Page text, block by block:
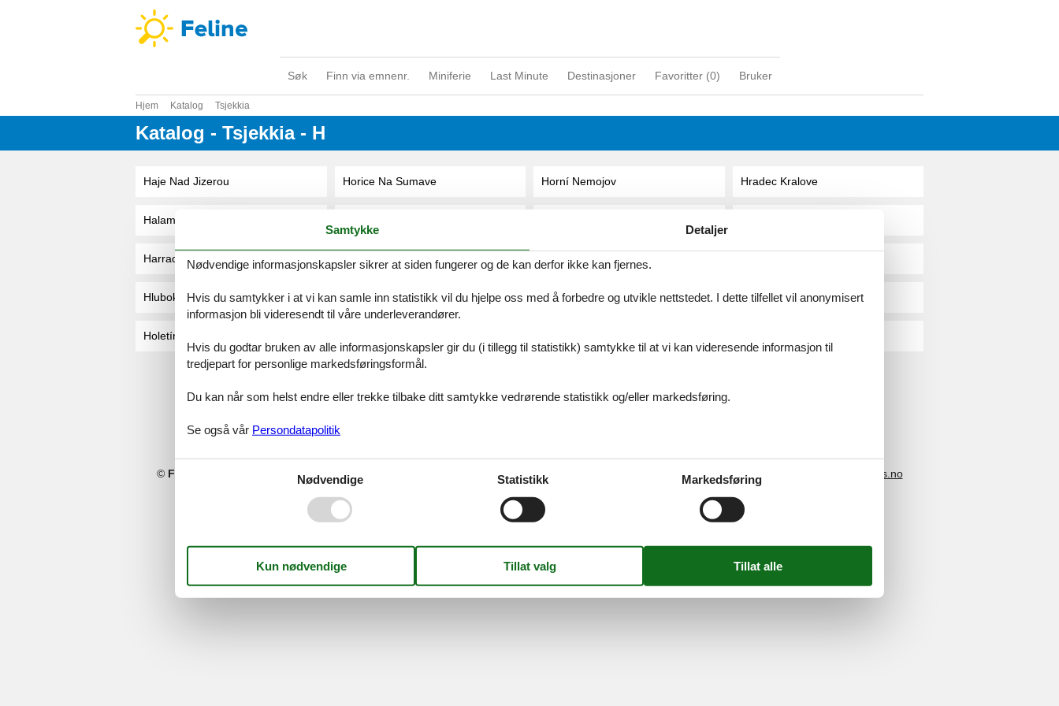
Søk Finn via emnenr. Miniferie Last Minute Destinasjoner Favoritter (0) Bruker
Hjem Katalog Tsjekkia
Katalog - Tsjekkia - H
Haje Nad Jizerou
Halamky
Harrachov
Hluboka Nad Vltavou
Holetín
Horice Na Sumave
Horní Cerekev
Horní Maršov
Horní Nemojov
Horni Vestonice
Horni-Plana/Zlabek
Hradec Kralove
Hrensko
Information
Om os
© Feline Holidays Feline Holidays A/S DK-7400 Herning- (+45) 8724 2251 -E-post:
info@feline-holidays.no
Samtykke Detaljer
Nødvendige informasjonskapsler sikrer at siden fungerer og de kan derfor ikke kan fjernes.
Hvis du samtykker i at vi kan samle inn statistikk vil du hjelpe oss med å forbedre og utvikle nettstedet. I dette tilfellet vil anonymisert
informasjon bli videresendt til våre underleverandører.
Hvis du godtar bruken av alle informasjonskapsler gir du (i tillegg til statistikk) samtykke til at vi kan videresende informasjon til
tredjepart for personlige markedsføringsformål.
Du kan når som helst endre eller trekke tilbake ditt samtykke vedrørende statistikk og/eller markedsføring.
Se også vår Persondatapolitik
Nødvendige Statistikk Markedsføring